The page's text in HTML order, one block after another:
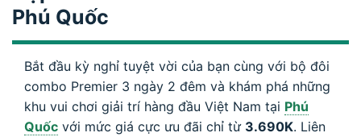
Phú Quốc
Bắt đầu kỳ nghỉ tuyệt vời của bạn cùng với bộ đôi
combo Premier 3 ngày 2 đêm và khám phá những
khu vui chơi giải trí hàng đầu Việt Nam tại Phú
Quốc với mức giá cực ưu đãi chỉ từ 3.690K. Liên